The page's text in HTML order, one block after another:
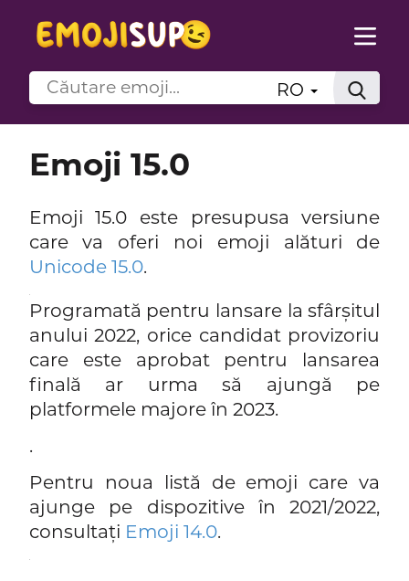
RO
Emoji 15.0
Emoji 15.0 este presupusa versiune
care va oferi noi emoji alături de
Unicode 15.0.
.
Programată pentru lansare la sfârșitul
anului 2022, orice candidat provizoriu
care este aprobat pentru lansarea
finală ar urma să ajungă pe
platformele majore în 2023.
.
Pentru noua listă de emoji care va
ajunge pe dispozitive în 2021/2022,
consultați Emoji 14.0.
.